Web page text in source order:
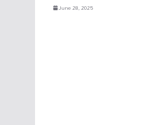
June 28, 2025